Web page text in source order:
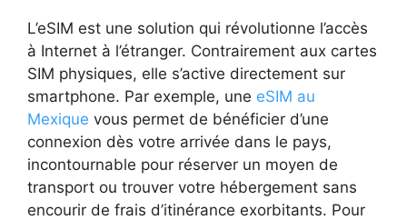
L’eSIM est une solution qui révolutionne l’accès
à Internet à l’étranger. Contrairement aux cartes
SIM physiques, elle s’active directement sur
smartphone. Par exemple, une eSIM au
Mexique vous permet de bénéficier d’une
connexion dès votre arrivée dans le pays,
incontournable pour réserver un moyen de
transport ou trouver votre hébergement sans
encourir de frais d’itinérance exorbitants. Pour